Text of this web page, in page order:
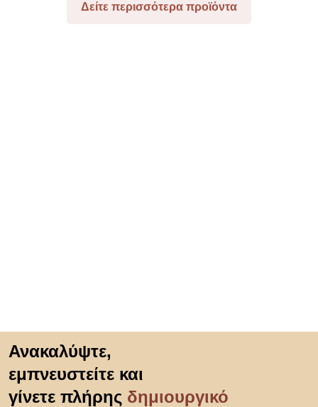
Δείτε περισσότερα προϊόντα
Ανακαλύψτε,
εμπνευστείτε και
γίνετε πλήρης δημιουργικό